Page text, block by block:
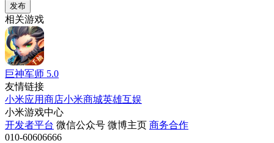
发布
相关游戏
巨神军师 5.0
友情链接
小米应用商店小米商城英雄互娱
小米游戏中心
开发者平台 微信公众号 微博主页 商务合作
010-60606666